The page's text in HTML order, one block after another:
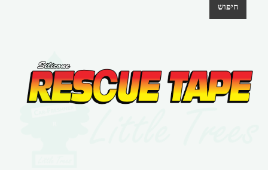
חיפוש